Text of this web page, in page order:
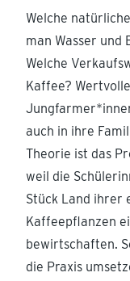
Welche
man Wasser und
Welche
Kaffee?
auch in ihre
Theorie ist das
weil die
Stück Land ihrer
Kaffeepflanzen
bewirtschaften.
die Praxis